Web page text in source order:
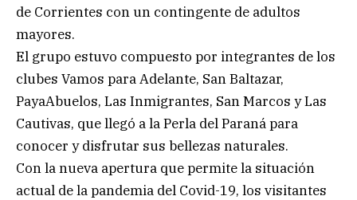
de Corrientes con un contingente de adultos
mayores.
El grupo estuvo compuesto por integrantes de los
clubes Vamos para Adelante, San Baltazar,
PayaAbuelos, Las Inmigrantes, San Marcos y Las
Cautivas, que llegó a la Perla del Paraná para
conocer y disfrutar sus bellezas naturales.
Con la nueva apertura que permite la situación
actual de la pandemia del Covid-19, los visitantes